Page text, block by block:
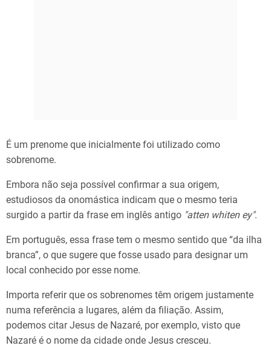
É um prenome que inicialmente foi utilizado como
sobrenome.
Embora não seja possível confirmar a sua origem,
estudiosos da onomástica indicam que o mesmo teria
surgido a partir da frase em inglês antigo "atten whiten ey".
Em português, essa frase tem o mesmo sentido que “da ilha
branca”, o que sugere que fosse usado para designar um
local conhecido por esse nome.
Importa referir que os sobrenomes têm origem justamente
numa referência a lugares, além da filiação. Assim,
podemos citar Jesus de Nazaré, por exemplo, visto que
Nazaré é o nome da cidade onde Jesus cresceu.